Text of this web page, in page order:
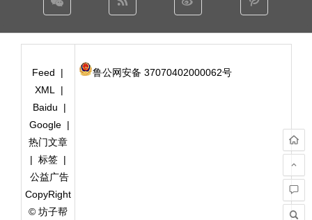
Feed |
XML
|
Baidu |
Google|
热门文章
| 标签|
公益广告
CopyRight
© 坊子帮
鲁公网安备 37070402000062号